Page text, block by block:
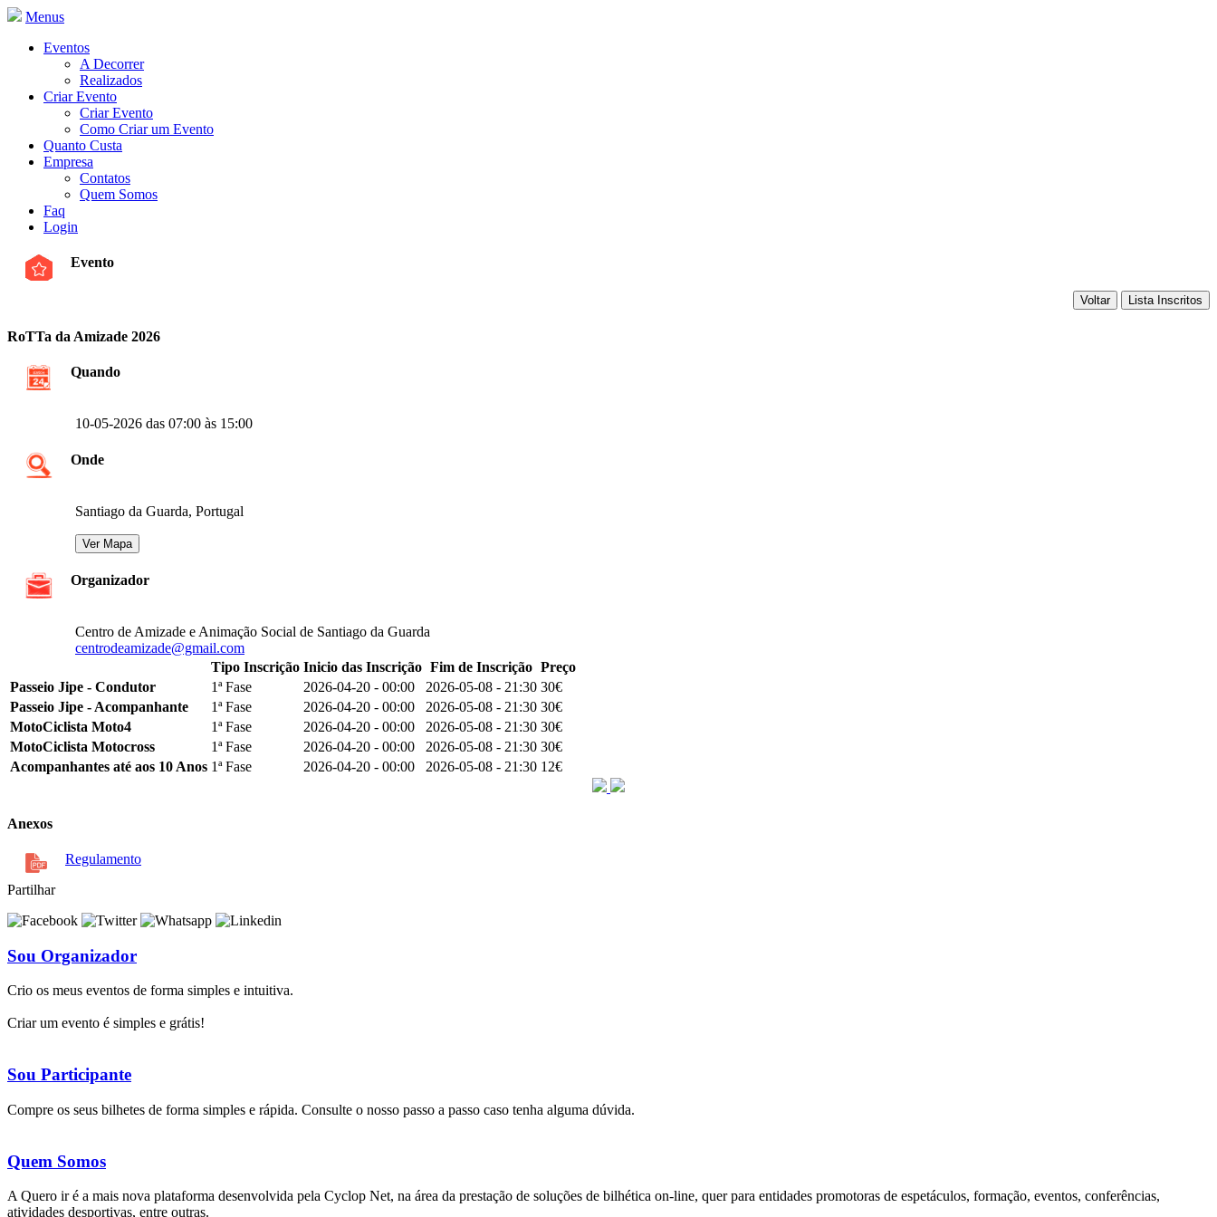
Menus
Eventos
A Decorrer
Realizados
Criar Evento
Criar Evento
Como Criar um Evento
Quanto Custa
Empresa
Contatos
Quem Somos
Faq
Login
Evento
RoTTa da Amizade 2026
Quando
10-05-2026 das 07:00 às 15:00
Onde
Santiago da Guarda, Portugal
Organizador
Centro de Amizade e Animação Social de Santiago da Guarda
centrodeamizade@gmail.com
Tipo Inscrição Inicio das Inscrição Fim de Inscrição Preço
Passeio Jipe - Condutor
1ª Fase 2026-04-20 - 00:00 2026-05-08 - 21:30 30€
Passeio Jipe - Acompanhante
1ª Fase 2026-04-20 - 00:00 2026-05-08 - 21:30 30€
MotoCiclista Moto4
1ª Fase 2026-04-20 - 00:00 2026-05-08 - 21:30 30€
MotoCiclista Motocross
1ª Fase 2026-04-20 - 00:00 2026-05-08 - 21:30 30€
Acompanhantes até aos 10 Anos 1ª Fase 2026-04-20 - 00:00 2026-05-08 - 21:30 12€
Anexos
Regulamento
Partilhar
Sou Organizador
Crio os meus eventos de forma simples e intuitiva.
Criar um evento é simples e grátis!
Sou Participante
Compre os seus bilhetes de forma simples e rápida. Consulte o nosso passo a passo caso tenha alguma dúvida.
Quem Somos
A Quero ir é a mais nova plataforma desenvolvida pela Cyclop Net, na área da prestação de soluções de bilhética on-line, quer para entidades promotoras de espetáculos, formação, eventos, conferências,
atividades desportivas, entre outras.